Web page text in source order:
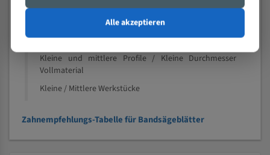
Speziell entwickelt für Profile / Rohre
Kleine und mittlere Profile / Kleine Durchmesser
Vollmaterial
Kleine / Mittlere Werkstücke
Zahnempfehlungs-Tabelle für Bandsägeblätter
Alle akzeptieren